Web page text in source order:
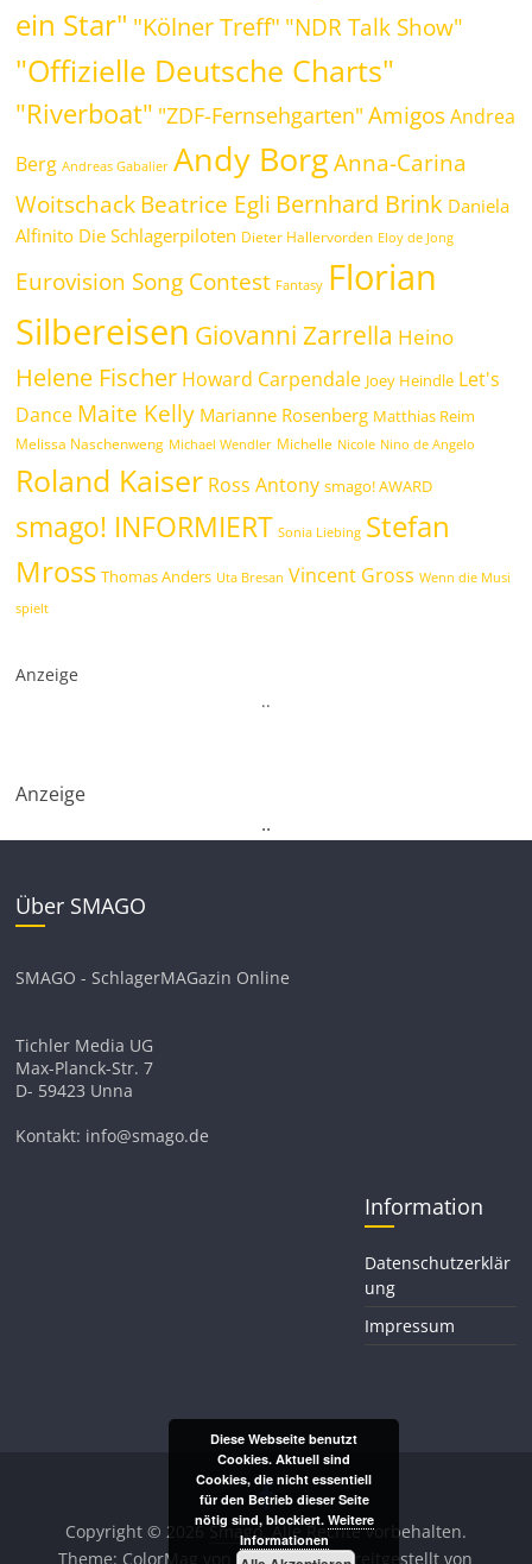
ein Star" "Kölner Treff" "NDR Talk Show"
"Offizielle Deutsche Charts"
"Riverboat" "ZDF-Fernsehgarten" Amigos Andrea
Berg Andreas Gabalier Andy Borg Anna-Carina
WoitschackBeatrice Egli Bernhard Brink Daniela
Alfinito Die Schlagerpiloten Dieter Hallervorden Eloy de Jong
Eurovision Song Contest Fantasy Florian
Silbereisen Giovanni Zarrella Heino
Helene Fischer Howard Carpendale Joey Heindle Let's
Dance Maite Kelly Marianne Rosenberg Matthias Reim
Melissa Naschenweng Michael Wendler Michelle Nicole Nino de Angelo
Roland Kaiser Ross Antony smago! AWARD
smago! INFORMIERT Sonia Liebing Stefan
Mross Thomas Anders Uta Bresan Vincent Gross Wenn die Musi
spielt
Anzeige
..
Anzeige
..
Über SMAGO
SMAGO - SchlagerMAGazin Online
Tichler Media UG
Max-Planck-Str. 7
D- 59423 Unna
Kontakt: info@smago.de
Information
Datenschutzerklär
ung
Impressum
Copyright © 2026Smago. Alle Rechte vorbehalten.
Theme: ColorMag von ThemeGrill. Bereitgestellt von
Diese Webseite benutzt
Cookies. Aktuell sind
Cookies, die nicht essentiell
für den Betrieb dieser Seite
nötig sind, blockiert. Weitere
Informationen